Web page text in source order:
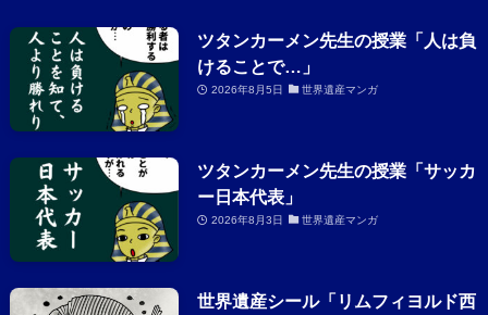
ツタンカーメン先生の授業「人は負
けることで…」
2026年8月5日 世界遺産マンガ
ツタンカーメン先生の授業「サッカ
ー日本代表」
2026年8月3日 世界遺産マンガ
世界遺産シール「リムフィヨルド西